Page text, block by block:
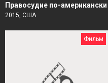
Правосудие по-американски
2015, США
Фильм